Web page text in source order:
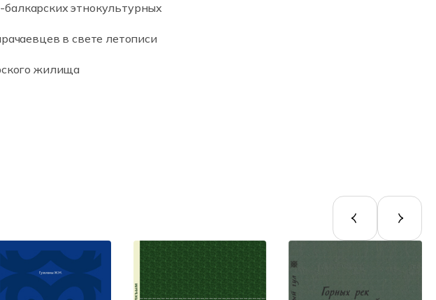
этнокультурных
в свете летописи
жилища